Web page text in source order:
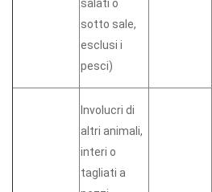
salati o
sotto sale,
esclusi i
pesci)
Involucri di
altri animali,
interi o
tagliati a